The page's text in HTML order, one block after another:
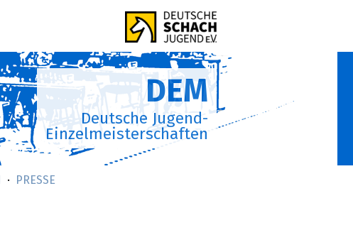
DEM
Deutsche Jugend-
Einzelmeisterschaften
PRESSE